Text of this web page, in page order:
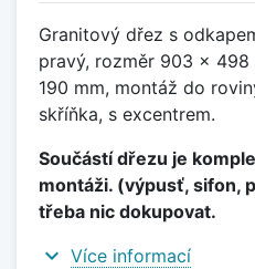
Granitový dřez s
pravý, rozměr 903 x
190 mm, montáž do
skříňka, s excentrem.
Součástí dřezu je
montáži. (výpusť, sifon,
třeba nic dokupovat.
expand_more Více informací